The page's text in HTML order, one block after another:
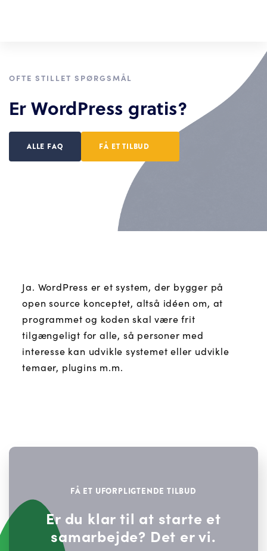
OFTE STILLET SPØRGSMÅL
Er WordPress gratis?
ALLE FAQ FÅ ET TILBUD
Ja. WordPress er et system, der bygger på
open source konceptet, altså idéen om, at
programmet og koden skal være frit
tilgængeligt for alle, så personer med
interesse kan udvikle systemet eller udvikle
temaer, plugins m.m.
FÅ ET UFORPLIGTENDE TILBUD
Er du klar til at starte et
samarbejde? Det er vi.